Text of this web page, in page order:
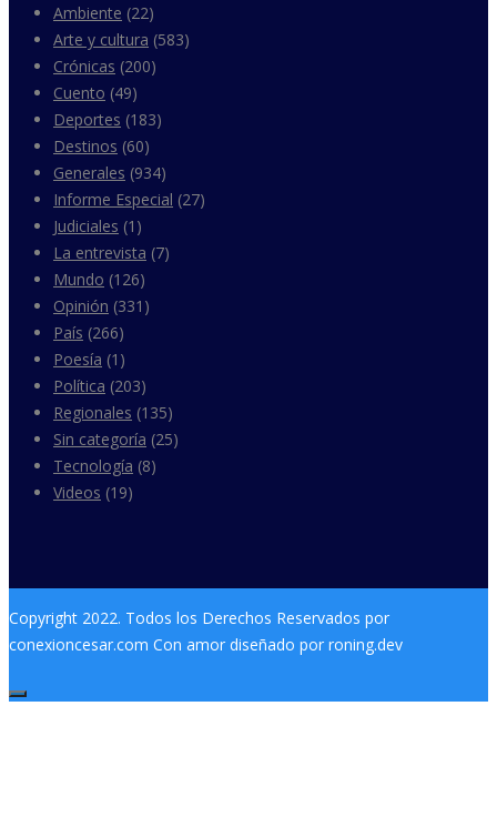
Ambiente (22)
Arte y cultura (583)
Crónicas (200)
Cuento (49)
Deportes (183)
Destinos (60)
Generales (934)
Informe Especial (27)
Judiciales (1)
La entrevista (7)
Mundo (126)
Opinión (331)
País (266)
Poesía (1)
Política (203)
Regionales (135)
Sin categoría (25)
Tecnología (8)
Videos (19)
Copyright 2022. Todos los Derechos Reservados por
conexioncesar.com Con amor diseñado por roning.dev